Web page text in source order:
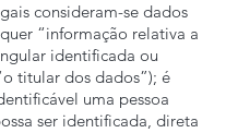
consideram-se dados
“informação relativa a
identificada ou
titular dos dados”); é
uma pessoa
ser identificada, direta